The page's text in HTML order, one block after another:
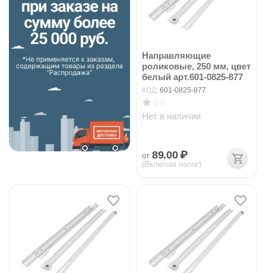
Направляющие
роликовые, 250 мм, цвет
белый арт.601-0825-877
КОД: 601-0825-877
Нет в наличии
от 89.00 ₽
(Включая налог)